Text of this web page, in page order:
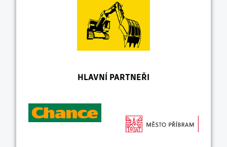
HLAVNÍ PARTNEŘI